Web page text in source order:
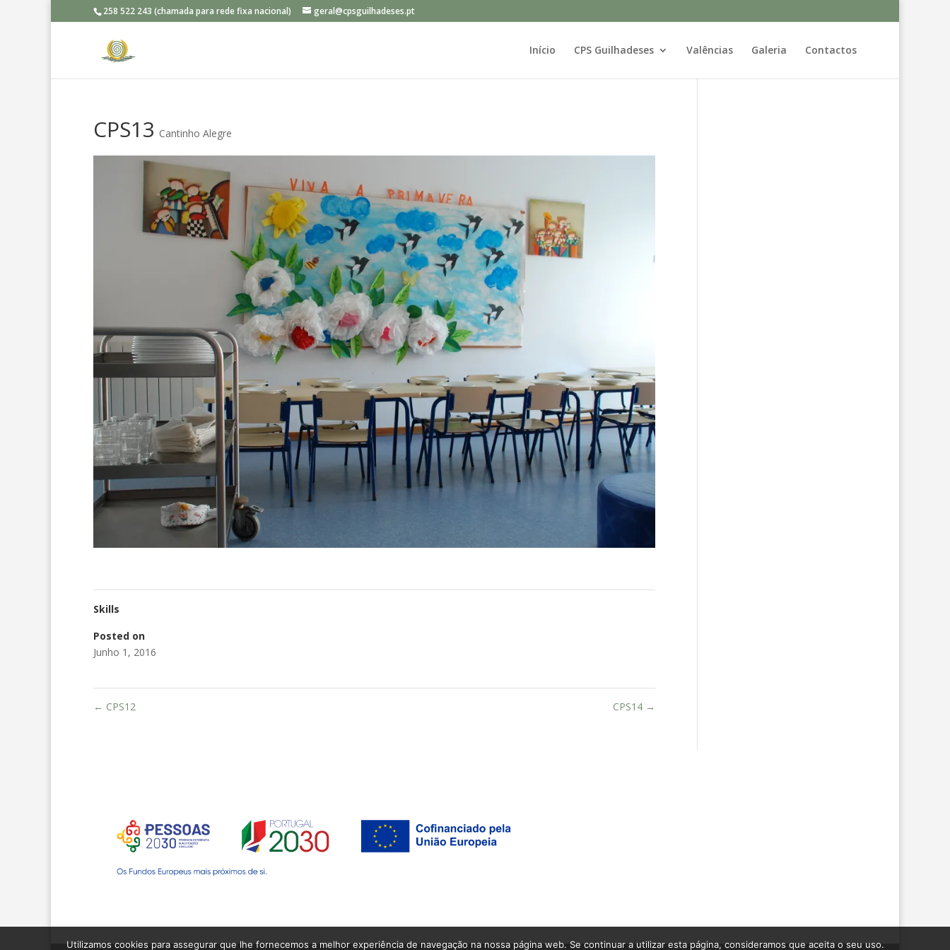
258 522 243 (chamada para rede fixa nacional) geral@cpsguilhadeses.pt
Início CPS Guilhadeses Valências Galeria Contactos
CPS13 Cantinho Alegre
Skills
Posted on
Junho 1, 2016
← CPS12 CPS14 →
Utilizamos cookies para assegurar que lhe fornecemos a melhor experiência de navegação na nossa página web. Se continuar a utilizar esta página, consideramos que aceita o seu uso.